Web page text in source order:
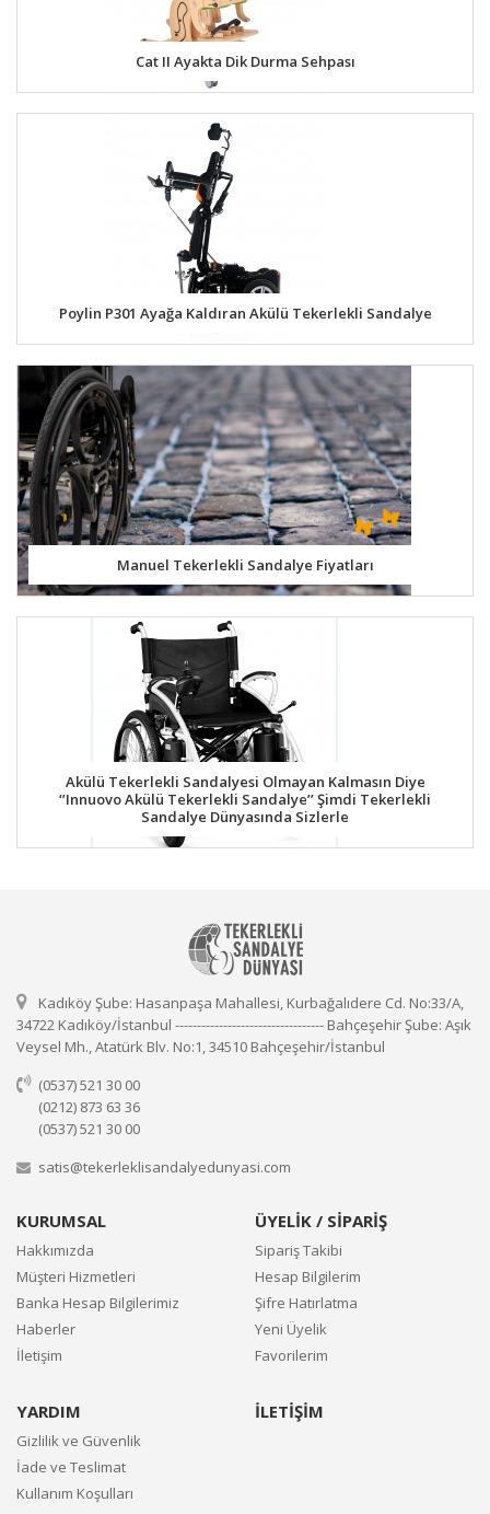
Cat II Ayakta Dik Durma Sehpası
Poylin P301 Ayağa Kaldıran Akülü Tekerlekli Sandalye
Manuel Tekerlekli Sandalye Fiyatları
Akülü Tekerlekli Sandalyesi Olmayan Kalmasın Diye
‘’Innuovo Akülü Tekerlekli Sandalye’’ Şimdi Tekerlekli
Sandalye Dünyasında Sizlerle
Kadıköy Şube: Hasanpaşa Mahallesi, Kurbağalıdere Cd. No:33/A,
34722 Kadıköy/İstanbul ---------------------------------- Bahçeşehir Şube: Aşık
Veysel Mh., Atatürk Blv. No:1, 34510 Bahçeşehir/İstanbul
(0537) 521 30 00
(0212) 873 63 36
(0537) 521 30 00
satis@tekerleklisandalyedunyasi.com
KURUMSAL
Hakkımızda
Müşteri Hizmetleri
Banka Hesap Bilgilerimiz
Haberler
İletişim
ÜYELİK / SİPARİŞ
Sipariş Takibi
Hesap Bilgilerim
Şifre Hatırlatma
Yeni Üyelik
Favorilerim
YARDIM
Gizlilik ve Güvenlik
İade ve Teslimat
Kullanım Koşulları
İLETİŞİM